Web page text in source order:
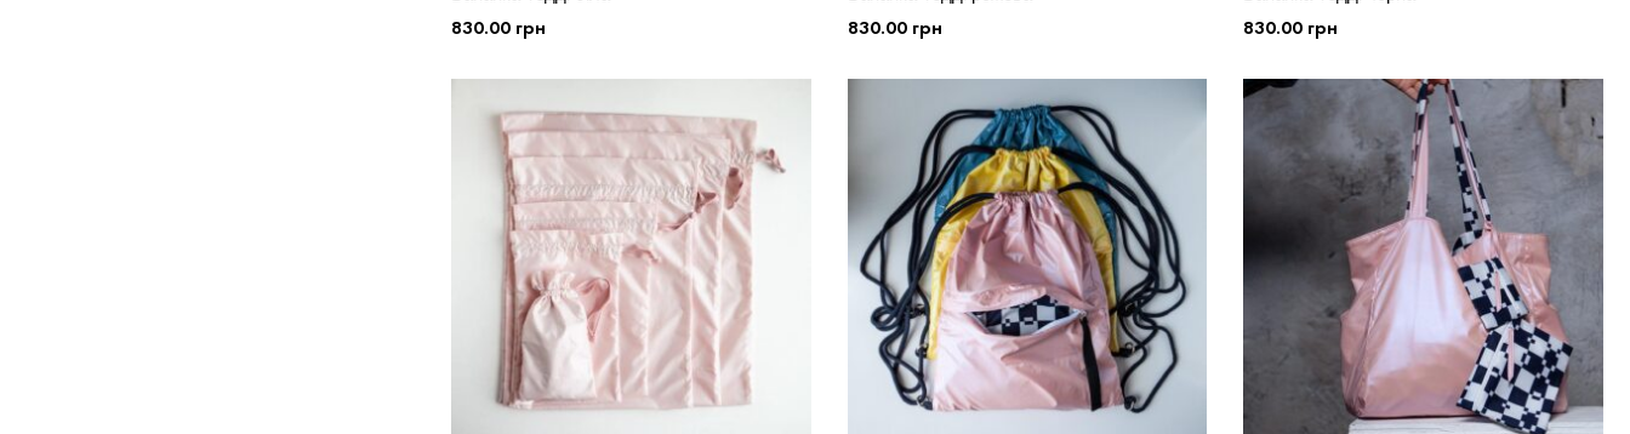
830.00 грн
830.00 грн
830.00 грн